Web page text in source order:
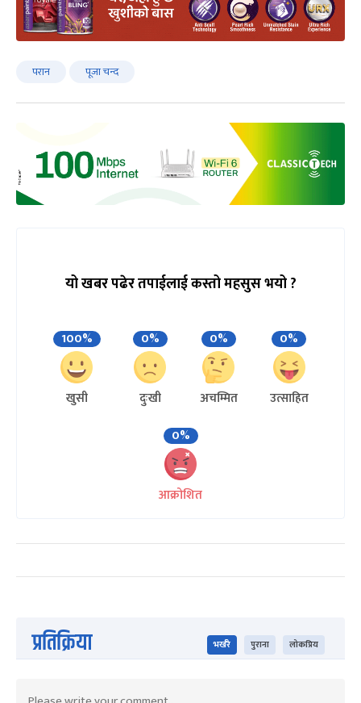
परान पूजा चन्द
यो खबर पढेर तपाईलाई कस्तो महसुस भयो ?
100%
खुसी
0%
दुःखी
0%
अचम्मित
0%
उत्साहित
0%
आक्रोशित
प्रतिक्रिया भर्खरै पुराना लोकप्रिय